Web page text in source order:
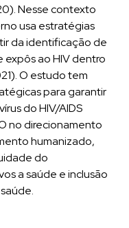
Nesse contexto
usa estratégias
da identificação de
ao HIV dentro
O estudo tem
para garantir
do HIV/AIDS
no direcionamento
humanizado,
do
a saúde e inclusão